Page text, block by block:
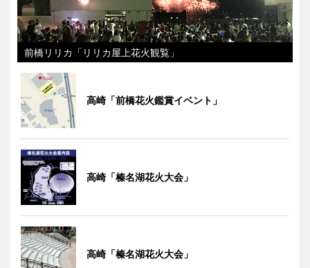
前橋リリカ「リリカ屋上花火観覧」
高崎「前橋花火鑑賞イベント」
高崎「榛名湖花火大会」
高崎「榛名湖花火大会」